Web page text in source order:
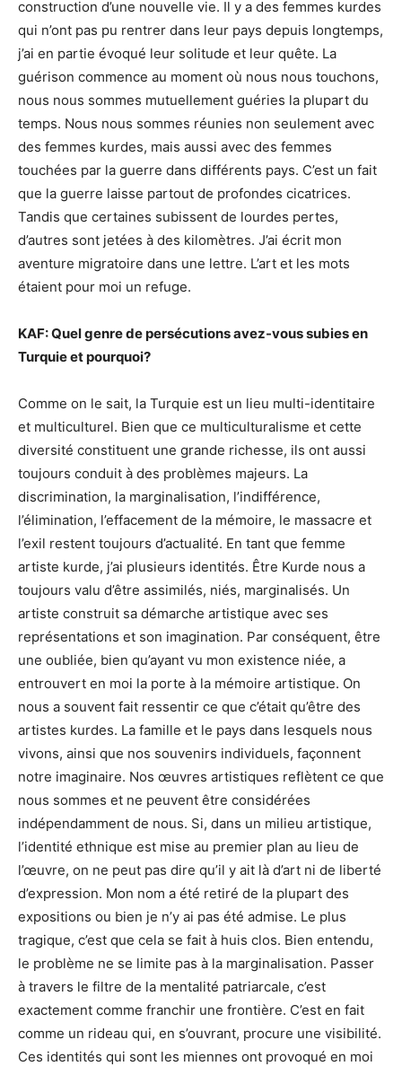
construction d’une nouvelle vie. Il y a des femmes kurdes
qui n’ont pas pu rentrer dans leur pays depuis longtemps,
j’ai en partie évoqué leur solitude et leur quête. La
guérison commence au moment où nous nous touchons,
nous nous sommes mutuellement guéries la plupart du
temps. Nous nous sommes réunies non seulement avec
des femmes kurdes, mais aussi avec des femmes
touchées par la guerre dans différents pays. C’est un fait
que la guerre laisse partout de profondes cicatrices.
Tandis que certaines subissent de lourdes pertes,
d’autres sont jetées à des kilomètres. J’ai écrit mon
aventure migratoire dans une lettre. L’art et les mots
étaient pour moi un refuge.
KAF: Quel genre de persécutions avez-vous subies en
Turquie et pourquoi?
Comme on le sait, la Turquie est un lieu multi-identitaire
et multiculturel. Bien que ce multiculturalisme et cette
diversité constituent une grande richesse, ils ont aussi
toujours conduit à des problèmes majeurs. La
discrimination, la marginalisation, l’indifférence,
l’élimination, l’effacement de la mémoire, le massacre et
l’exil restent toujours d’actualité. En tant que femme
artiste kurde, j’ai plusieurs identités. Être Kurde nous a
toujours valu d’être assimilés, niés, marginalisés. Un
artiste construit sa démarche artistique avec ses
représentations et son imagination. Par conséquent, être
une oubliée, bien qu’ayant vu mon existence niée, a
entrouvert en moi la porte à la mémoire artistique. On
nous a souvent fait ressentir ce que c’était qu’être des
artistes kurdes. La famille et le pays dans lesquels nous
vivons, ainsi que nos souvenirs individuels, façonnent
notre imaginaire. Nos œuvres artistiques reflètent ce que
nous sommes et ne peuvent être considérées
indépendamment de nous. Si, dans un milieu artistique,
l’identité ethnique est mise au premier plan au lieu de
l’œuvre, on ne peut pas dire qu’il y ait là d’art ni de liberté
d’expression. Mon nom a été retiré de la plupart des
expositions ou bien je n’y ai pas été admise. Le plus
tragique, c’est que cela se fait à huis clos. Bien entendu,
le problème ne se limite pas à la marginalisation. Passer
à travers le filtre de la mentalité patriarcale, c’est
exactement comme franchir une frontière. C’est en fait
comme un rideau qui, en s’ouvrant, procure une visibilité.
Ces identités qui sont les miennes ont provoqué en moi